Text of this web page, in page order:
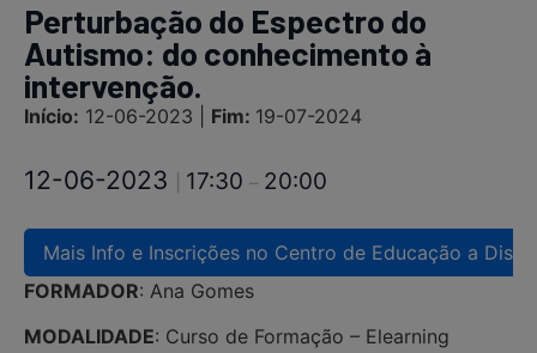
Perturbação do Espectro do
Autismo: do conhecimento à
intervenção.
Início: 12-06-2023 | Fim: 19-07-2024
12-06-2023 17:30 – 20:00
Mais Info e Inscrições no Centro de Educação a
FORMADOR: Ana Gomes
MODALIDADE: Curso de Formação – Elearning